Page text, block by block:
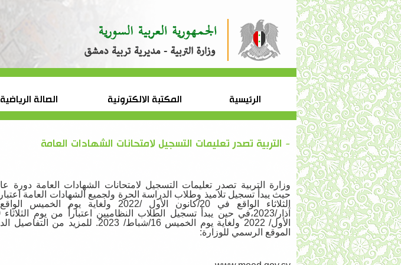
الرئيسية المكتبة الالكترونية الصالة الرياضية
- التربية تصدر تعليمات التسجيل لامتحانات الشهادات العامة
الأول/ 2022 ولغاية يوم الخميس 16/شباط/ 2023.
الموقع الرسمي للوزارة: